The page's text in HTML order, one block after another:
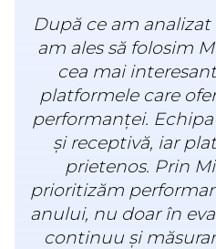
După ce am
am ales să folosim
cea mai
platformele care
performanței.
și receptivă, iar
prietenos. Prin
prioritizăm
anului, nu doar în
continuu și